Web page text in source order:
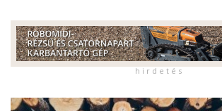
h i r d e t é s